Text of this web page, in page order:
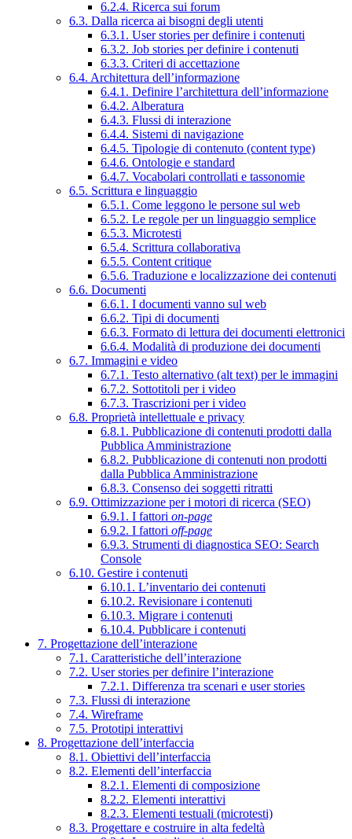
6.2.4. Ricerca sui forum
6.3. Dalla ricerca ai bisogni degli utenti
6.3.1. User stories per definire i contenuti
6.3.2. Job stories per definire i contenuti
6.3.3. Criteri di accettazione
6.4. Architettura dell’informazione
6.4.1. Definire l’architettura dell’informazione
6.4.2. Alberatura
6.4.3. Flussi di interazione
6.4.4. Sistemi di navigazione
6.4.5. Tipologie di contenuto (content type)
6.4.6. Ontologie e standard
6.4.7. Vocabolari controllati e tassonomie
6.5. Scrittura e linguaggio
6.5.1. Come leggono le persone sul web
6.5.2. Le regole per un linguaggio semplice
6.5.3. Microtesti
6.5.4. Scrittura collaborativa
6.5.5. Content critique
6.5.6. Traduzione e localizzazione dei contenuti
6.6. Documenti
6.6.1. I documenti vanno sul web
6.6.2. Tipi di documenti
6.6.3. Formato di lettura dei documenti elettronici
6.6.4. Modalità di produzione dei documenti
6.7. Immagini e video
6.7.1. Testo alternativo (alt text) per le immagini
6.7.2. Sottotitoli per i video
6.7.3. Trascrizioni per i video
6.8. Proprietà intellettuale e privacy
6.8.1. Pubblicazione di contenuti prodotti dalla
Pubblica Amministrazione
6.8.2. Pubblicazione di contenuti non prodotti
dalla Pubblica Amministrazione
6.8.3. Consenso dei soggetti ritratti
6.9. Ottimizzazione per i motori di ricerca (SEO)
6.9.1. I fattori on-page
6.9.2. I fattori off-page
6.9.3. Strumenti di diagnostica SEO: Search
Console
6.10. Gestire i contenuti
6.10.1. L’inventario dei contenuti
6.10.2. Revisionare i contenuti
6.10.3. Migrare i contenuti
6.10.4. Pubblicare i contenuti
7. Progettazione dell’interazione
7.1. Caratteristiche dell’interazione
7.2. User stories per definire l’interazione
7.2.1. Differenza tra scenari e user stories
7.3. Flussi di interazione
7.4. Wireframe
7.5. Prototipi interattivi
8. Progettazione dell’interfaccia
8.1. Obiettivi dell’interfaccia
8.2. Elementi dell’interfaccia
8.2.1. Elementi di composizione
8.2.2. Elementi interattivi
8.2.3. Elementi testuali (microtesti)
8.3. Progettare e costruire in alta fedeltà